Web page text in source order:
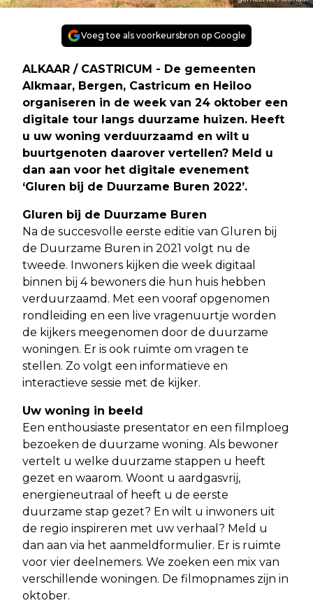
Voeg toe als voorkeursbron op Google
ALKAAR / CASTRICUM - De gemeenten
Alkmaar, Bergen, Castricum en Heiloo
organiseren in de week van 24 oktober een
digitale tour langs duurzame huizen. Heeft
u uw woning verduurzaamd en wilt u
buurtgenoten daarover vertellen? Meld u
dan aan voor het digitale evenement
‘Gluren bij de Duurzame Buren 2022’.
Gluren bij de Duurzame Buren
Na de succesvolle eerste editie van Gluren bij
de Duurzame Buren in 2021 volgt nu de
tweede. Inwoners kijken die week digitaal
binnen bij 4 bewoners die hun huis hebben
verduurzaamd. Met een vooraf opgenomen
rondleiding en een live vragenuurtje worden
de kijkers meegenomen door de duurzame
woningen. Er is ook ruimte om vragen te
stellen. Zo volgt een informatieve en
interactieve sessie met de kijker.
Uw woning in beeld
Een enthousiaste presentator en een filmploeg
bezoeken de duurzame woning. Als bewoner
vertelt u welke duurzame stappen u heeft
gezet en waarom. Woont u aardgasvrij,
energieneutraal of heeft u de eerste
duurzame stap gezet? En wilt u inwoners uit
de regio inspireren met uw verhaal? Meld u
dan aan via het aanmeldformulier. Er is ruimte
voor vier deelnemers. We zoeken een mix van
verschillende woningen. De filmopnames zijn in
oktober.